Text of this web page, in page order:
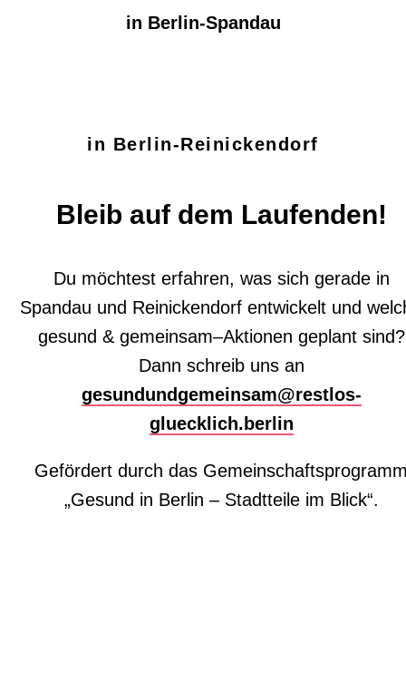
in Berlin-Spandau
in Berlin-Reinickendorf
Bleib auf dem Laufenden!
Du möchtest erfahren, was sich gerade in
Spandau und Reinickendorf entwickelt und
gesund & gemeinsam–Aktionen geplant sind?
Dann schreib unsan
gesundundgemeinsam@restlos-
gluecklich.berlin
Gefördert durch das
„Gesund in Berlin – Stadtteile im Blick“.